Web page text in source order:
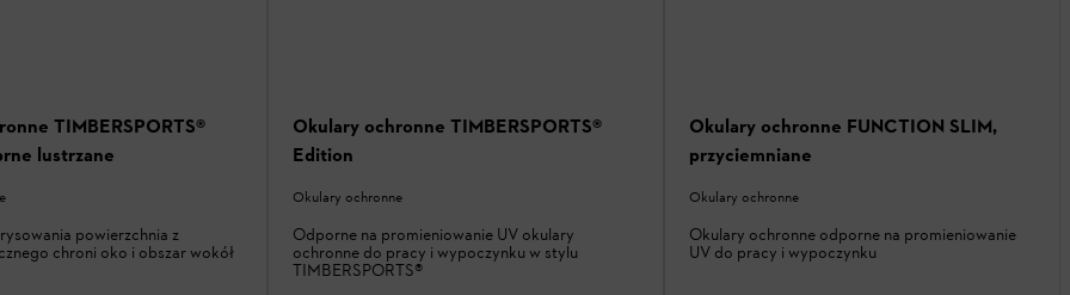
TIMBERSPORTS®
lustrzane
powierzchnia z
chroni oko i obszar wokół
Okulary ochronne TIMBERSPORTS®
Edition
Okulary ochronne
Odporne na promieniowanie UV okulary
ochronne do pracy i wypoczynku w stylu
TIMBERSPORTS®
Okulary ochronne FUNCTION SLIM,
przyciemniane
Okulary ochronne
Okulary ochronne odporne na promieniowanie
UV do pracy i wypoczynku